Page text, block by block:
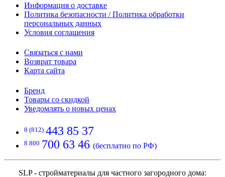
Информация о доставке
Политика безопасности / Политика обработки
персональных данных
Условия соглашения
Связаться с нами
Возврат товара
Карта сайта
Бренд
Товары со скидкой
Уведомлять о новых ценах
8 (812) 443 85 37
8 800 700 63 46 (бесплатно по РФ)
SLP - стройматериалы для частного загородного дома: